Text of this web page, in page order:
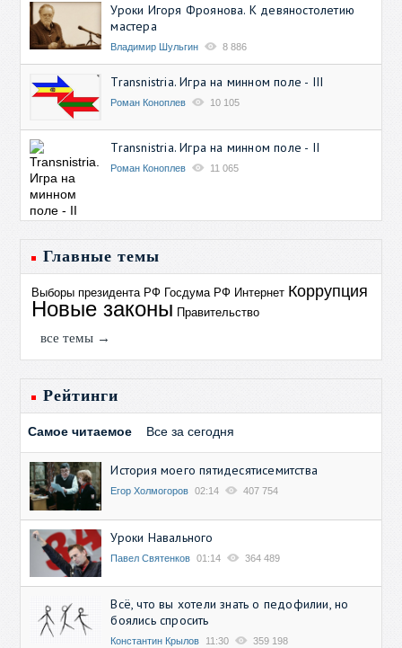
Уроки Игоря Фроянова. К девяностолетию
мастера
Владимир Шульгин 8 886
Transnistria. Игра на минном поле - III
Роман Коноплев 10 105
Transnistria. Игра на минном поле - II
Роман Коноплев 11 065
Главные темы
Выборы президента РФ Госдума РФ Интернет Коррупция
Новые законы Правительство
все темы →
Рейтинги
Самое читаемое Все за сегодня
История моего пятидесятисемитства
Егор Холмогоров 02:14 407 754
Уроки Навального
Павел Святенков 01:14 364 489
Всё, что вы хотели знать о педофилии, но
боялись спросить
Константин Крылов 11:30 359 198